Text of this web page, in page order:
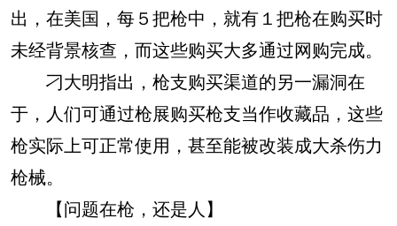
出，在美国，每５把枪中，就有１把枪在购买时
未经背景核查，而这些购买大多通过网购完成。
刁大明指出，枪支购买渠道的另一漏洞在
于，人们可通过枪展购买枪支当作收藏品，这些
枪实际上可正常使用，甚至能被改装成大杀伤力
枪械。
【问题在枪，还是人】